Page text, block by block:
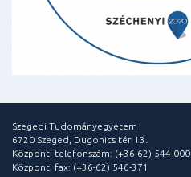
Szegedi Tudományegyetem
6720 Szeged, Dugonics tér 13.
Központi telefonszám: (+36-62) 544-000
Központi fax: (+36-62) 546-371